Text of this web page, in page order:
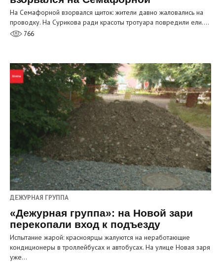
На Семафорной взорвался щиток: жители давно жаловались на
проводку. На Сурикова ради красоты тротуара повредили ели.…
766
ДЕЖУРНАЯ ГРУППА
«Дежурная группа»: на Новой зари
перекопали вход к подъезду
Испытание жарой: красноярцы жалуются на неработающие
кондиционеры в троллейбусах и автобусах. На улице Новая заря
уже…